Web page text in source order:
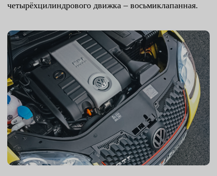
четырёхцилиндрового движка – восьмиклапанная.